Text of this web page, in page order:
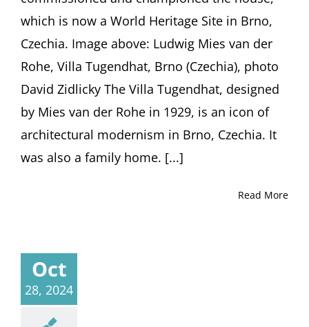
Toronto
(Canada)
which is now a World Heritage Site in Brno,
Czechia. Image above: Ludwig Mies van der
Rohe, Villa Tugendhat, Brno (Czechia), photo
David Zidlicky The Villa Tugendhat, designed
by Mies van der Rohe in 1929, is an icon of
architectural modernism in Brno, Czechia. It
was also a family home. [...]
Read More
Oct
28, 2024